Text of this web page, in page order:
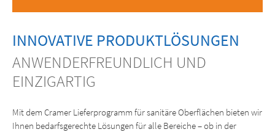
INNOVATIVE PRODUKTLÖSUNGEN
ANWENDERFREUNDLICH UND
EINZIGARTIG
Mit dem Cramer Lieferprogramm für sanitäre Oberflächen bieten wir
Ihnen bedarfsgerechte Lösungen für alle Bereiche – ob in der